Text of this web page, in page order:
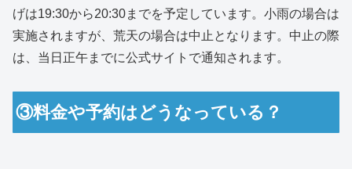
げは19:30から20:30までを予定しています。小雨の場合は
実施されますが、荒天の場合は中止となります。中止の際
は、当日正午までに公式サイトで通知されます。
③料金や予約はどうなっている？